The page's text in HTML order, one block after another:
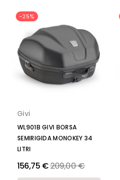
-25%
Givi
WL901B GIVI BORSA
SEMIRIGIDA MONOKEY 34
LITRI
156,75 €Prezzo
209,00 €